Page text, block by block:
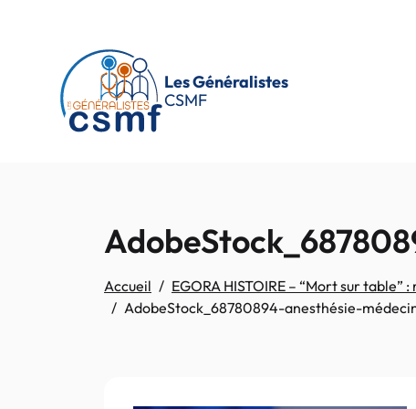
Les Généralistes
CSMF
Accueil
EGORA HISTOIRE – “Mort sur
AdobeStock_68780894-anesthésie-